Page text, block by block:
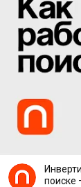
поиске